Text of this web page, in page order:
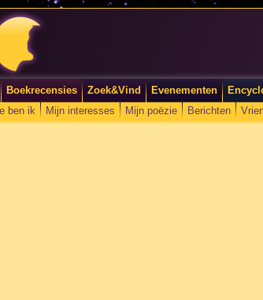
Boekrecensies Zoek&Vind Evenementen
ben ik Mijn interesses Mijn poëzie Berichten